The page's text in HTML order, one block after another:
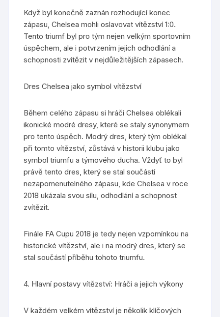
Když byl konečně zaznán rozhodující konec
zápasu, Chelsea mohli oslavovat vítězství 1:0.
Tento triumf byl pro tým nejen velkým sportovním
úspěchem, ale i potvrzením jejich odhodlání a
schopnosti zvítězit v nejdůležitějších zápasech.
Dres Chelsea jako symbol vítězství
Během celého zápasu si hráči Chelsea oblékali
ikonické modré dresy, které se staly synonymem
pro tento úspěch. Modrý dres, který tým oblékal
při tomto vítězství, zůstává v historii klubu jako
symbol triumfu a týmového ducha. Vždyť to byl
právě tento dres, který se stal součástí
nezapomenutelného zápasu, kde Chelsea v roce
2018 ukázala svou sílu, odhodlání a schopnost
zvítězit.
Finále FA Cupu 2018 je tedy nejen vzpomínkou na
historické vítězství, ale i na modrý dres, který se
stal součástí příběhu tohoto triumfu.
4. Hlavní postavy vítězství: Hráči a jejich výkony
V každém velkém vítězství je několik klíčových